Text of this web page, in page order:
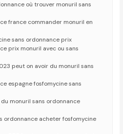
où trouver monuril sans
france commander monuril en
sans ordonnance prix
prix monuril avec ou sans
peut on avoir du monuril sans
espagne fosfomycine sans
monuril sans ordonnance
ordonnance acheter fosfomycine